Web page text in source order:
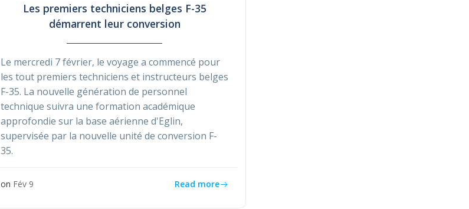
Les premiers techniciens belges F-35
démarrent leur conversion
Le mercredi 7 février, le voyage a commencé pour
les tout premiers techniciens et instructeurs belges
F-35. La nouvelle génération de personnel
technique suivra une formation académique
approfondie sur la base aérienne d'Eglin,
supervisée par la nouvelle unité de conversion F-
35.
on Fév 9 Read more